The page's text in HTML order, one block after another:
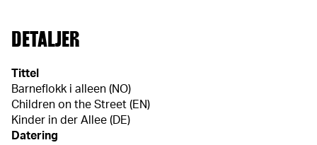
DETALJER
Tittel
Barneflokk i alleen (NO)
Children on the Street (EN)
Kinder in der Allee (DE)
Datering